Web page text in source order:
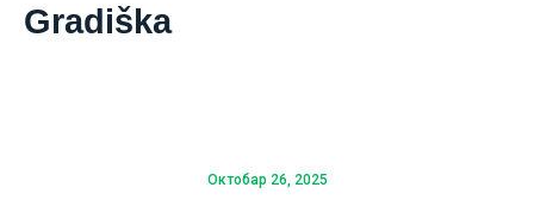
Gradiška
Октобар 26, 2025